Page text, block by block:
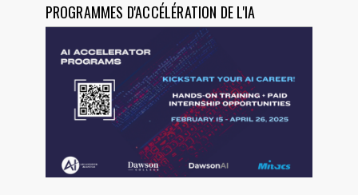
PROGRAMMES D'ACCÉLÉRATION DE L'IA